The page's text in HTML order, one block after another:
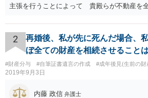
主張を行うことによって 貴殿らが不動産を
2
再婚後、私が先に死んだ場合、
ぼ全ての財産を相続させること
#財産分与 #自筆証書遺言の作成 #成年後見(生前の財
2019年9月3日
内藤 政信 弁護士